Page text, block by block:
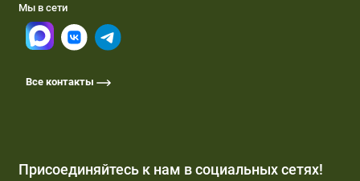
Мы в сети
Все контакты
Присоединяйтесь к нам в социальных сетях!